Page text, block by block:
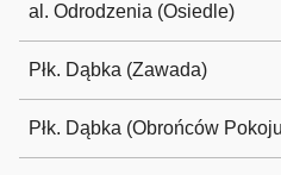
al. Odrodzenia (Osiedle)
Płk. Dąbka (Zawada)
Płk. Dąbka (Obrońców